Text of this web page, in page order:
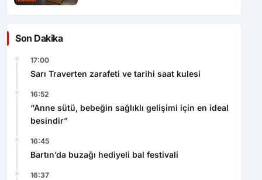
Son Dakika
17:00
Sarı Traverten zarafeti ve tarihi saat kulesi
16:52
“Anne sütü, bebeğin sağlıklı gelişimi için en ideal
besindir”
16:45
Bartın’da buzağı hediyeli bal festivali
16:37